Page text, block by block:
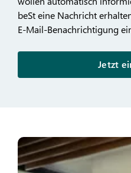
beSt eine Nachricht
E-Mail-Benachrichtigung
Jetzt